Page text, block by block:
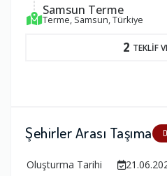
Samsun Terme
Terme, Samsun, Türkiye
2 TEKLİF
Şehirler Arası Taşıma
Oluşturma Tarihi